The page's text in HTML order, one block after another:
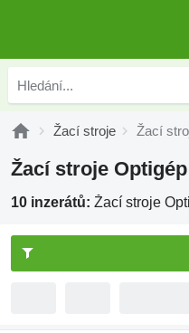
Žací stroje Žací
Žací stroje Optigép
10 inzerátů: Žací stroje